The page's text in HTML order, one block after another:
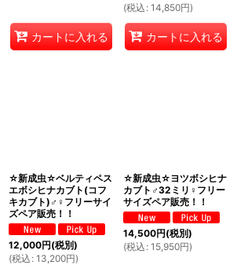
カートに入れる
(税込 : 14,850円)
カートに入れる
☆新成虫☆ベルティペス
エボシヒナカブト(コフ
キカブト)♂♀フリーサイ
ズペア販売！！
12,000円(税別)
(税込 : 13,200円)
☆新成虫☆ヨツボシヒナ
カブト♂32ミリ♀フリー
サイズペア販売！！
14,500円(税別)
(税込 : 15,950円)